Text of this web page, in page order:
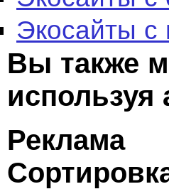
Экосайты с
Вы также
используя
Реклама